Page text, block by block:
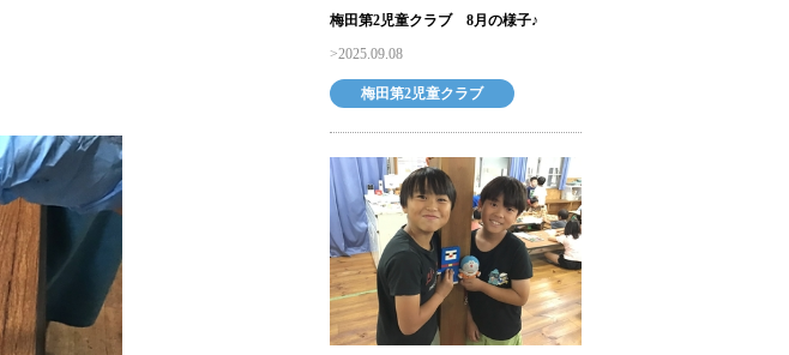
梅田第2児童クラブ 8月の様子♪
2025.09.08
梅田第2児童クラブ